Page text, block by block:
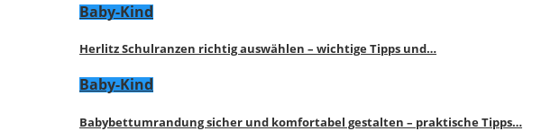
Baby-Kind
Herlitz Schulranzen richtig auswählen – wichtige Tipps und…
Baby-Kind
Babybettumrandung sicher und komfortabel gestalten – praktische Tipps…